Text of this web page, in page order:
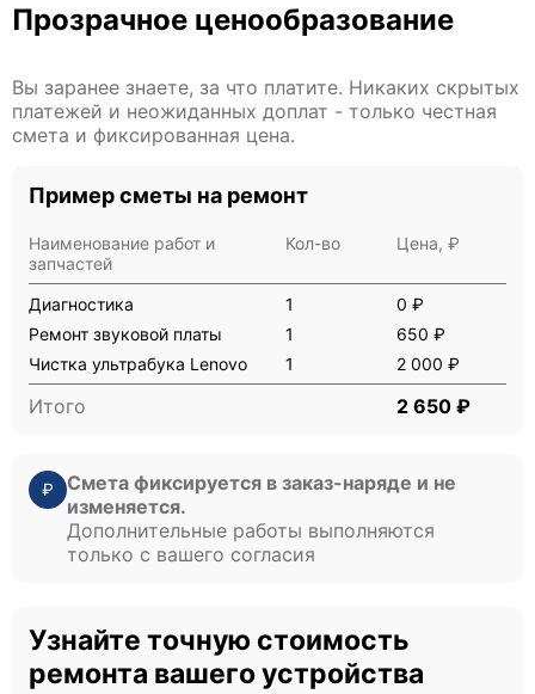
Прозрачное ценообразование
Вы заранее знаете, за что платите. Никаких скрытых
платежей и неожиданных доплат - только честная
смета и фиксированная цена.
Пример сметы на ремонт
Наименование работ и
запчастей
Кол-во Цена, ₽
Диагностика 1
0 ₽
Ремонт звуковой платы
1
650 ₽
Чистка ультрабука Lenovo
1 2 000 ₽
Итого 2 650 ₽
₽
Смета фиксируется в заказ-наряде и не
изменяется.
Дополнительные работы выполняются
только с вашего согласия
Узнайте точную стоимость
ремонта вашего устройства